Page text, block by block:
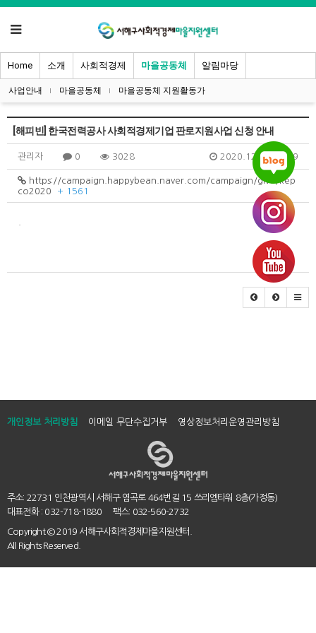
Home 소개 사회적경제 마을공동체 알림마당
사업안내 마을공동체 마을공동체 지원활동가
[해피빈] 한국전력공사 사회적경제기업 판로지원사업 신청 안내
관리자 0 3028 2020.12.24 14:39
https://campaign.happybean.naver.com/campaign/give/kep
co2020 + 1561
개인정보 처리방침 이메일 무단수집거부 영상정보처리운영관리방침
주소: 22731 인천광역시 서해구 염곡로 464번길 15 쓰리엠타워 8층(가정동)
대표전화 : 032-718-1880 팩스: 032-560-2732
Copyright© 2019 서해구사회적경제마을지원센터.
All Rights Reserved.